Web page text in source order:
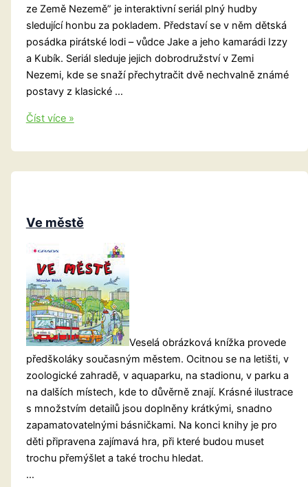
ze Země Nezemě” je interaktivní seriál plný hudby
sledující honbu za pokladem. Představí se v něm dětská
posádka pirátské lodi – vůdce Jake a jeho kamarádi Izzy
a Kubík. Seriál sleduje jejich dobrodružství v Zemi
Nezemi, kde se snaží přechytračit dvě nechvalně známé
postavy z klasické …
Jake
piráti
Číst více »
Ve městě
Veselá obrázková knížka provede
předškoláky současným městem. Ocitnou se na letišti, v
zoologické zahradě, v aquaparku, na stadionu, v parku a
na dalších místech, kde to důvěrně znají. Krásné ilustrace
s množstvím detailů jsou doplněny krátkými, snadno
zapamatovatelnými básničkami. Na konci knihy je pro
děti připravena zajímavá hra, při které budou muset
trochu přemýšlet a také trochu hledat.
…